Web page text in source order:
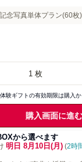
念写真単体プラン(60枚
1 枚
体験ギフトの有効期限は購入か
購入画面に進む
から選べます
明日 8月10日(月) (2時